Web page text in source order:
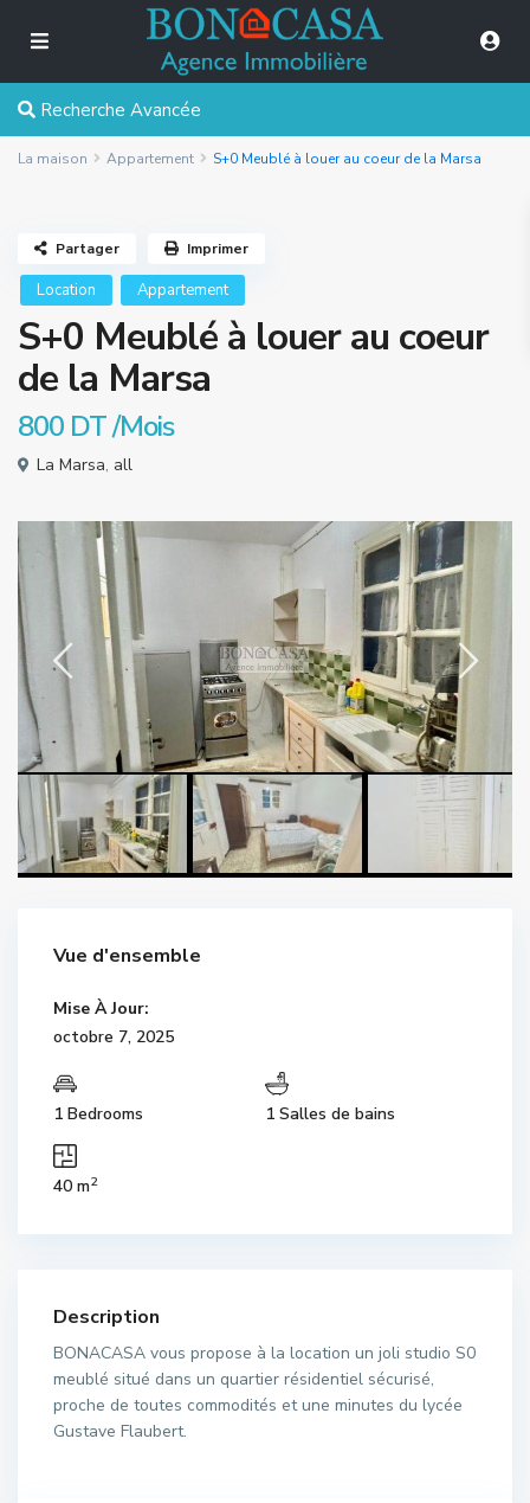
Recherche Avancée
La maison Appartement S+0 Meublé à louer au coeur de la Marsa
Location Appartement
S+0 Meublé à louer au coeur
de la Marsa
800 DT/Mois
La Marsa, all
Partager Imprimer
Vue d'ensemble
Mise À Jour:
octobre 7, 2025
1 Bedrooms 1 Salles de bains
40 m2
Description
BONACASA vous propose à la location un joli studio S0
meublé situé dans un quartier résidentiel sécurisé,
proche de toutes commodités et une minutes du lycée
Gustave Flaubert.